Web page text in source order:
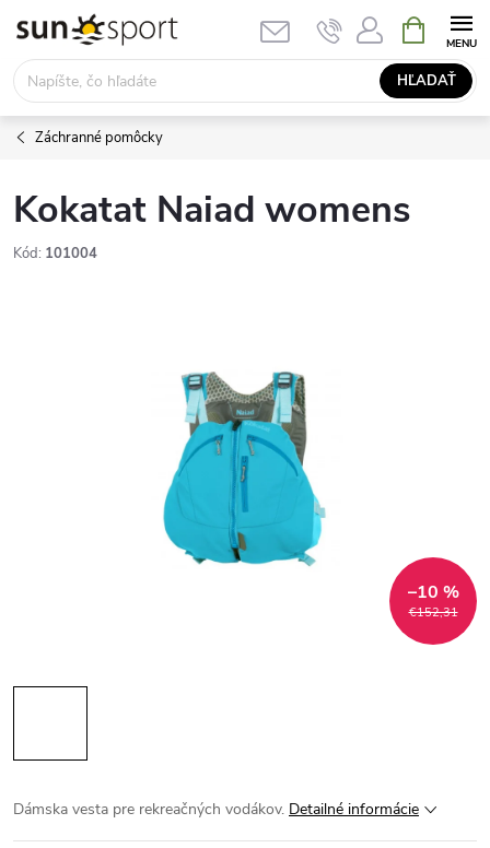
obsah
HĽADAŤ
KOŠÍK
Záchranné pomôcky
Kokatat Naiad womens
Kód: 101004
€152,31
–10 %
Dámska vesta pre rekreačných vodákov. Detailné informácie